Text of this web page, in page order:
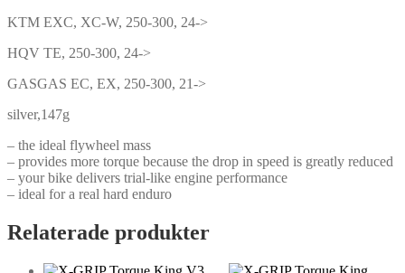
KTM EXC, XC-W, 250-300, 24->
HQV TE, 250-300, 24->
GASGAS EC, EX, 250-300, 21->
silver,147g
– the ideal flywheel mass
– provides more torque because the drop in speed is greatly reduced
– your bike delivers trial-like engine performance
– ideal for a real hard enduro
Relaterade produkter